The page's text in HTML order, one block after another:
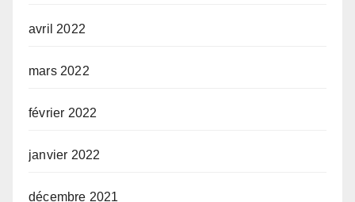
avril 2022
mars 2022
février 2022
janvier 2022
décembre 2021